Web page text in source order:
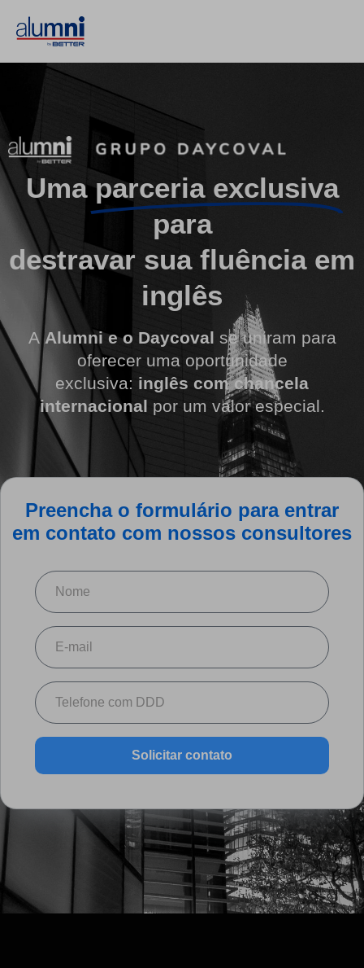
Uma parceria exclusiva
para
destravar sua fluência em
inglês
AAlumni e o Daycoval se uniram para
oferecer uma oportunidade
exclusiva: inglês com chancela
internacional por um valor especial.
Preencha o formulário para entrar
em contato com nossos consultores
Solicitar contato